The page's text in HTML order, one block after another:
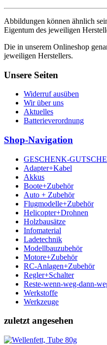
Abbildungen können ähnlich
Eigentum des jeweiligen
Die in unserem Onlineshop
jeweiligen Herstellers.
Unsere Seiten
Widerruf ausüben
Wir über uns
Aktuelles
Batterieverordnung
Shop-Navigation
GESCHENK-
Adapter+Kabel
Akkus
Boote+Zubehör
Auto + Zubehör
Flugmodelle+Zubehör
Helicopter+Drohnen
Holzbausätze
Infomaterial
Ladetechnik
Modellbauzubehör
Motore+Zubehör
RC-Anlagen+Zubehör
Regler+Schalter
Reste-wenn-weg-dann-
Werkstoffe
Werkzeuge
zuletzt angesehen